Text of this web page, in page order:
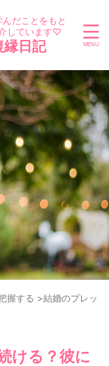
だことをもと
しています♡
縁日記
握する >結婚のプレッシ
ける？彼に